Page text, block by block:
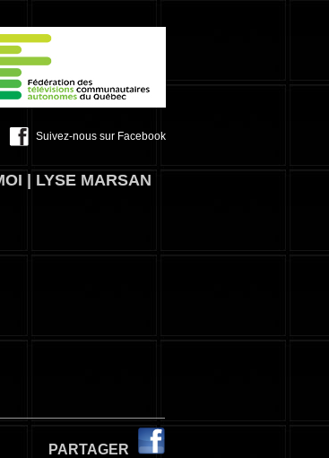
Suivez-nous sur Facebook
| LYSE MARSAN
PARTAGER